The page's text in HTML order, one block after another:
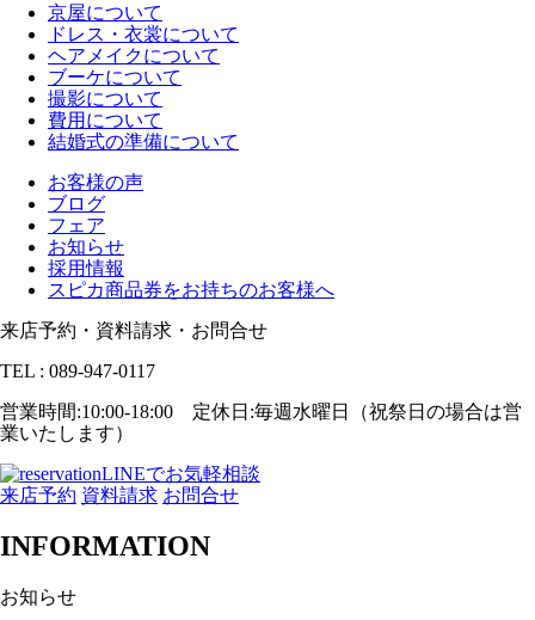
京屋について
ドレス・衣裳について
ヘアメイクについて
ブーケについて
撮影について
費用について
結婚式の準備について
お客様の声
ブログ
フェア
お知らせ
採用情報
スピカ商品券をお持ちのお客様へ
来店予約・資料請求・お問合せ
TEL : 089-947-0117
営業時間:10:00-18:00 定休日:毎週水曜日（祝祭日の場合は営
業いたします）
LINEでお気軽相談
来店予約 資料請求 お問合せ
INFORMATION
お知らせ